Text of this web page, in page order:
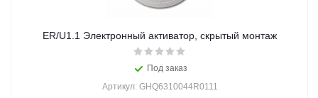
ER/U1.1 Электронный активатор, скрытый монтаж
Под заказ
Артикул: GHQ6310044R0111